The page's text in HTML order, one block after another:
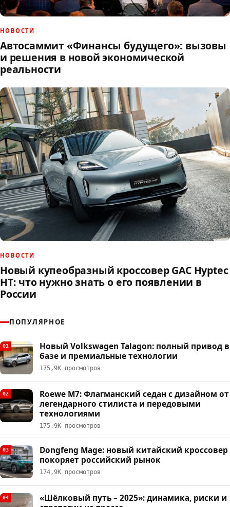
НОВОСТИ
Автосаммит «Финансы будущего»: вызовы
и решения в новой экономической
реальности
НОВОСТИ
Новый купеобразный кроссовер GAC Hyptec
HT: что нужно знать о его появлении в
России
ПОПУЛЯРНОЕ
01
Новый Volkswagen Talagon: полный привод в
базе и премиальные технологии
175,9К просмотров
02
Roewe M7: Флагманский седан с дизайном от
легендарного стилиста и передовыми
технологиями
175,9К просмотров
03
Dongfeng Mage: новый китайский кроссовер
покоряет российский рынок
174,9К просмотров
04
«Шёлковый путь – 2025»: динамика, риски и